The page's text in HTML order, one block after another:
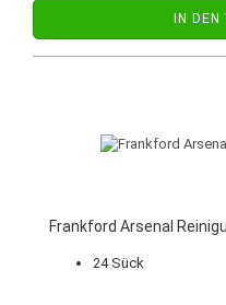
IN DEN
Frankford Arsenal
24 Sück